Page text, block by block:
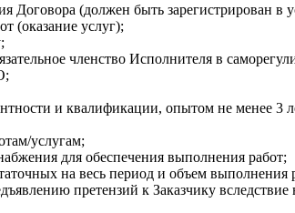
(должен быть зарегистрирован в
(оказание услуг);
членство Исполнителя в
и квалификации, опытом не менее 3
услугам;
для обеспечения выполнения работ;
на весь период и объем выполнения
претензий к Заказчику